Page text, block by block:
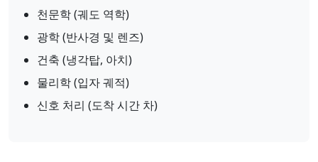
천문학 (궤도 역학)
광학 (반사경 및 렌즈)
건축 (냉각탑, 아치)
물리학 (입자 궤적)
신호 처리 (도착 시간 차)